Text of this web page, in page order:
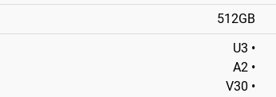
512GB
• U3
• A2
• V30